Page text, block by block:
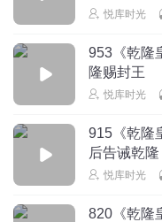
悦库时光
953《乾隆
隆赐封王
悦库时光
915《乾隆
后告诫乾隆
悦库时光
820《乾隆